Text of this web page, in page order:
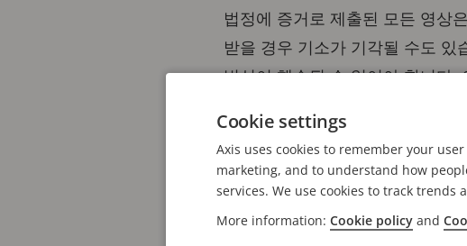
법정에 증거로 제출된 모든 영상
받을 경우 기소가 기각될 수도 있
빙성이 훼손될 수 없어야 합니다.
첫 번째 단계: 신체 착용 카
경찰관과 보안 요원의 신체 착용
는 품목이 되었습니다. 사건의 증
Cookie settings
Axis uses cookies to remember your
marketing, and to understand how
services. We use cookies to track
More information: Cookie policy and